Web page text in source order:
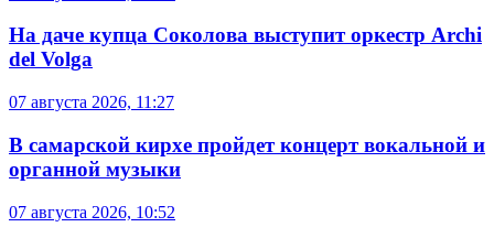
На даче купца Соколова выступит оркестр Archi
del Volga
07 августа 2026, 11:27
В самарской кирхе пройдет концерт вокальной и
органной музыки
07 августа 2026, 10:52